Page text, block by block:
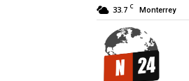
33.7 C Monterrey